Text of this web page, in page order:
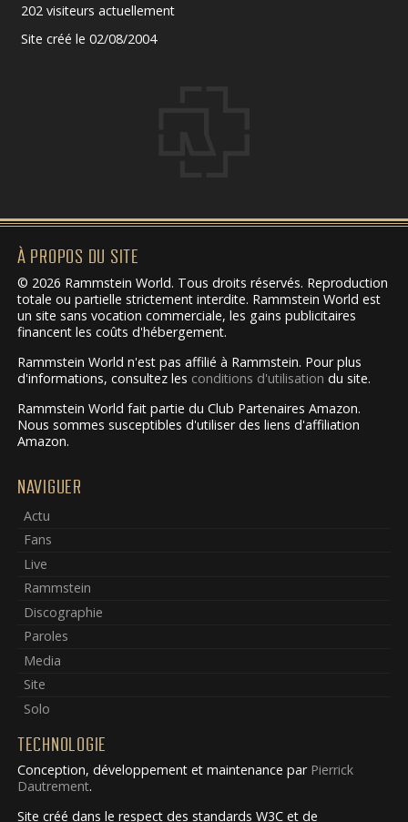
202 visiteurs actuellement
Site créé le 02/08/2004
À PROPOS DU SITE
© 2026 Rammstein World. Tous droits réservés. Reproduction
totale ou partielle strictement interdite. Rammstein World est
un site sans vocation commerciale, les gains publicitaires
financent les coûts d'hébergement.
Rammstein World n'est pas affilié à Rammstein. Pour plus
d'informations, consultez les conditions d'utilisation du site.
Rammstein World fait partie du Club Partenaires Amazon.
Nous sommes susceptibles d'utiliser des liens d'affiliation
Amazon.
NAVIGUER
Actu
Fans
Live
Rammstein
Discographie
Paroles
Media
Site
Solo
TECHNOLOGIE
Conception, développement et maintenance par Pierrick
Dautrement.
Site créé dans le respect des standards W3C et de